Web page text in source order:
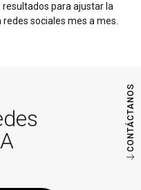
CONTÁCTANOS
para ajustar la
sociales mes a mes.